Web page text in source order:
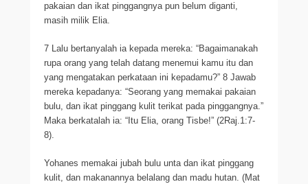
pakaian dan ikat pinggangnya pun belum diganti,
masih milik Elia.
7 Lalu bertanyalah ia kepada mereka: “Bagaimanakah
rupa orang yang telah datang menemui kamu itu dan
yang mengatakan perkataan ini kepadamu?” 8 Jawab
mereka kepadanya: “Seorang yang memakai pakaian
bulu, dan ikat pinggang kulit terikat pada pinggangnya.”
Maka berkatalah ia: “Itu Elia, orang Tisbe!” (2Raj.1:7-
8).
Yohanes memakai jubah bulu unta dan ikat pinggang
kulit, dan makanannya belalang dan madu hutan. (Mat